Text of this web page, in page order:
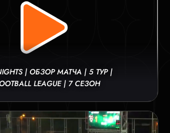
| ОБЗОР МАТЧА | 5 ТУР |
LEAGUE | 7 СЕЗОН